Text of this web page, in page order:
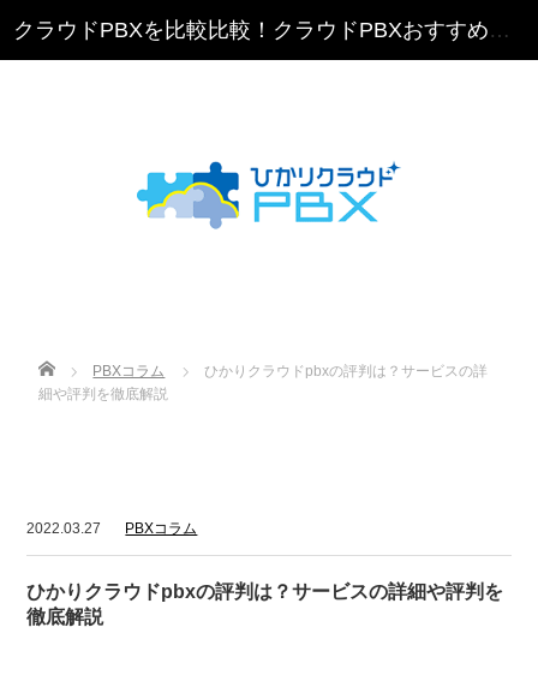
クラウドPBXを比較比較！クラウドPBXおすすめランキング
Home PBXコラム
ひかりクラウドpbxの評判は？サービスの詳
細や評判を徹底解説
2022.03.27 PBXコラム
ひかりクラウドpbxの評判は？サービスの詳細や評判を
徹底解説